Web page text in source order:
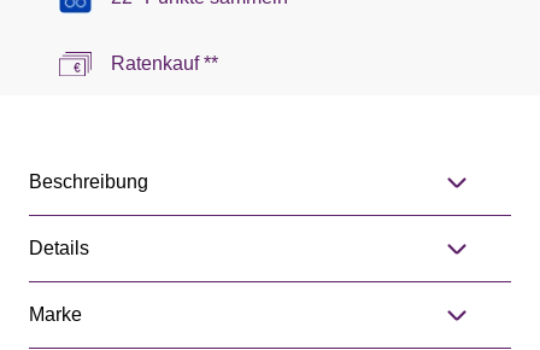
Ratenkauf **
Beschreibung
Details
Marke